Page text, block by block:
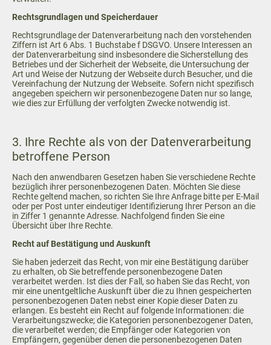
Rechtsgrundlagen und Speicherdauer
Rechtsgrundlage der Datenverarbeitung nach den vorstehenden
Ziffern ist Art 6 Abs. 1 Buchstabe f DSGVO. Unsere Interessen an
der Datenverarbeitung sind insbesondere die Sicherstellung des
Betriebes und der Sicherheit der Webseite, die Untersuchung der
Art und Weise der Nutzung der Webseite durch Besucher, und die
Vereinfachung der Nutzung der Webseite. Sofern nicht spezifisch
angegeben speichern wir personenbezogene Daten nur so lange,
wie dies zur Erfüllung der verfolgten Zwecke notwendig ist.
3. Ihre Rechte als von der Datenverarbeitung
betroffene Person
Nach den anwendbaren Gesetzen haben Sie verschiedene Rechte
bezüglich ihrer personenbezogenen Daten. Möchten Sie diese
Rechte geltend machen, so richten Sie Ihre Anfrage bitte per E-Mail
oder per Post unter eindeutiger Identifizierung Ihrer Person an die
in Ziffer 1 genannte Adresse. Nachfolgend finden Sie eine
Übersicht über Ihre Rechte.
Recht auf Bestätigung und Auskunft
Sie haben jederzeit das Recht, von mir eine Bestätigung darüber
zu erhalten, ob Sie betreffende personenbezogene Daten
verarbeitet werden. Ist dies der Fall, so haben Sie das Recht, von
mir eine unentgeltliche Auskunft über die zu Ihnen gespeicherten
personenbezogenen Daten nebst einer Kopie dieser Daten zu
erlangen. Es besteht ein Recht auf folgende Informationen: die
Verarbeitungszwecke; die Kategorien personenbezogener Daten,
die verarbeitet werden; die Empfänger oder Kategorien von
Empfängern, gegenüber denen die personenbezogenen Daten